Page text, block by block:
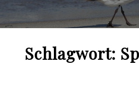
Schlagwort: